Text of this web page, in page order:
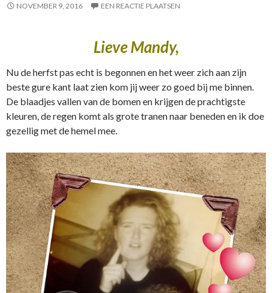
NOVEMBER 9, 2016 EEN REACTIE PLAATSEN
Lieve Mandy,
Nu de herfst pas echt is begonnen en het weer zich aan zijn
beste gure kant laat zien kom jij weer zo goed bij me binnen.
De blaadjes vallen van de bomen en krijgen de prachtigste
kleuren, de regen komt als grote tranen naar beneden en ik doe
gezellig met de hemel mee.